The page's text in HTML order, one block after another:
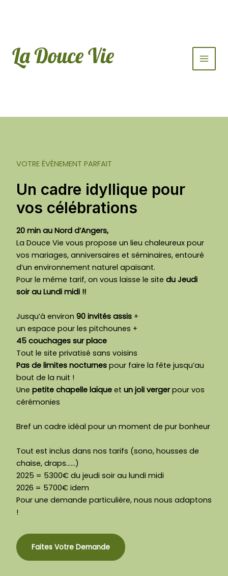
Main
VOTRE ÉVÉNEMENT PARFAIT
Un cadre idyllique pour
vos célébrations
20 min au Nord d’Angers,
La Douce Vie vous propose un lieu chaleureux pour
vos mariages, anniversaires et séminaires, entouré
d’un environnement naturel apaisant.
Pour le même tarif, on vous laisse le site du Jeudi
soir au Lundi midi !!
Jusqu’à environ 90 invités assis +
un espace pour les pitchounes +
45 couchages sur place
Tout le site privatisé sans voisins
Pas de limites nocturnes pour faire la fête jusqu’au
bout de la nuit !
Une petite chapelle laïque et un joli vergerpour vos
cérémonies
Bref un cadre idéal pour un moment de pur bonheur
Tout est inclus dans nos tarifs (sono, housses de
chaise, draps……)
2025 = 5300€ du jeudi soir au lundi midi
2026 = 5700€ idem
Pour une demande particulière, nous nous adaptons
!
Faites Votre Demande